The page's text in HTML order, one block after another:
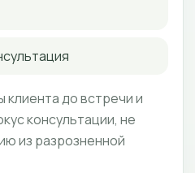
клиента до встречи и
консультации, не
из разрозненной